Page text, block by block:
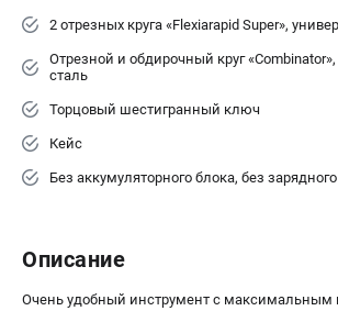
Запчасти для изделий
Кейсы и сумки
Информация размещённая на сайте не
сб - с 10:00 до 16:00
2 отрезных круга «Flexiarapid Super»,
Отрезной и обдирочный круг
сталь
Торцовый шестигранный ключ
Кейс
Без аккумуляторного блока, без
Описание
Очень удобный инструмент с максимальным